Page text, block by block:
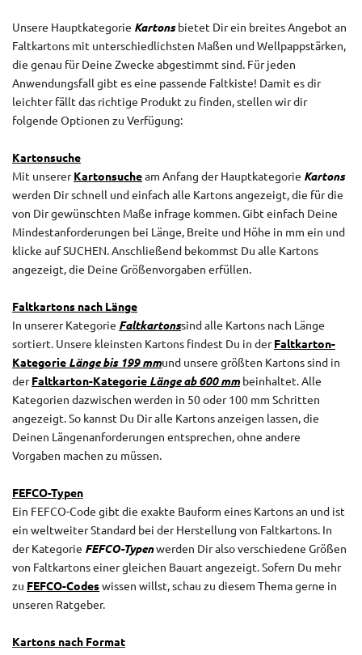
Unsere Hauptkategorie Kartonsbietet Dir ein breites Angebot an
Faltkartons mit unterschiedlichsten Maßen und Wellpappstärken,
die genau für Deine Zwecke abgestimmt sind. Für jeden
Anwendungsfall gibt es eine passende Faltkiste! Damit es dir
leichter fällt das richtige Produkt zu finden, stellen wir dir
folgende Optionen zu Verfügung:
Kartonsuche
Mit unsererKartonsucheam Anfang der Hauptkategorie Kartons
werden Dir schnell und einfach alle Kartons angezeigt, die für die
von Dir gewünschten Maße infrage kommen. Gibt einfach Deine
Mindestanforderungen bei Länge, Breite und Höhe in mm ein und
klicke auf SUCHEN. Anschließend bekommst Du alle Kartons
angezeigt, die Deine Größenvorgaben erfüllen.
Faltkartons nach Länge
In unserer Kategorie Faltkartonssind alle Kartons nach Länge
sortiert. Unsere kleinsten Kartons findest Du in derFaltkarton-
Kategorie Länge bis 199 mmund unsere größten Kartons sind in
derFaltkarton-Kategorie Länge ab 600 mmbeinhaltet. Alle
Kategorien dazwischen werden in 50 oder 100 mm Schritten
angezeigt. So kannst Du Dir alle Kartons anzeigen lassen, die
Deinen Längenanforderungen entsprechen, ohne andere
Vorgaben machen zu müssen.
FEFCO-Typen
Ein FEFCO-Code gibt die exakte Bauform eines Kartons an und ist
ein weltweiter Standard bei der Herstellung von Faltkartons. In
der Kategorie FEFCO-Typenwerden Dir also verschiedene Größen
von Faltkartons einer gleichen Bauart angezeigt. Sofern Du mehr
zu FEFCO-Codeswissen willst, schau zu diesem Thema gerne in
unseren Ratgeber.
Kartons nach Format